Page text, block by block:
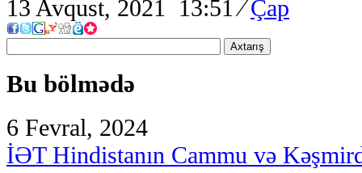
13 Avqust, 2021 13:51⁄ Çap
Axtarış
Bu bölmədə
6 Fevral, 2024
İƏT Hindistanın Cammu və